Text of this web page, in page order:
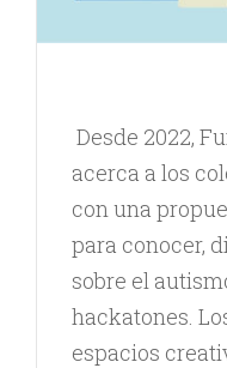
Desde 2022,
acerca a los
con una
para conocer,
sobre el
hackatones.
espacios